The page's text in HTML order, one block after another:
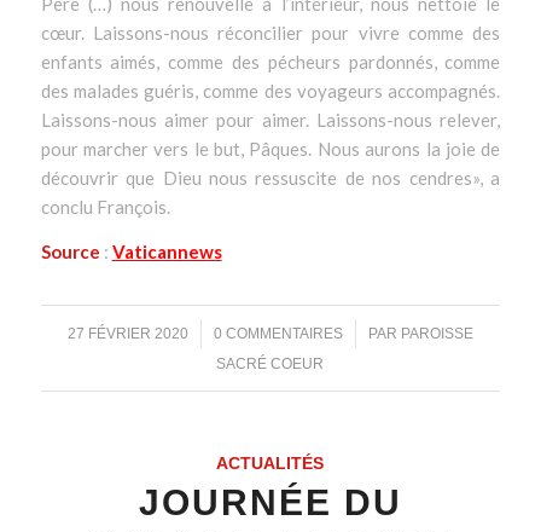
cœur. Laissons-nous réconcilier pour vivre comme des
enfants aimés, comme des pécheurs pardonnés, comme
des malades guéris, comme des voyageurs accompagnés.
Laissons-nous aimer pour aimer. Laissons-nous relever,
pour marcher vers le but, Pâques. Nous aurons la joie de
découvrir que Dieu nous ressuscite de nos cendres», a
conclu François.
Source : Vaticannews
27 FÉVRIER 2020
/ 0 COMMENTAIRES
/ PAR PAROISSE
SACRÉ COEUR
ACTUALITÉS
JOURNÉE DU